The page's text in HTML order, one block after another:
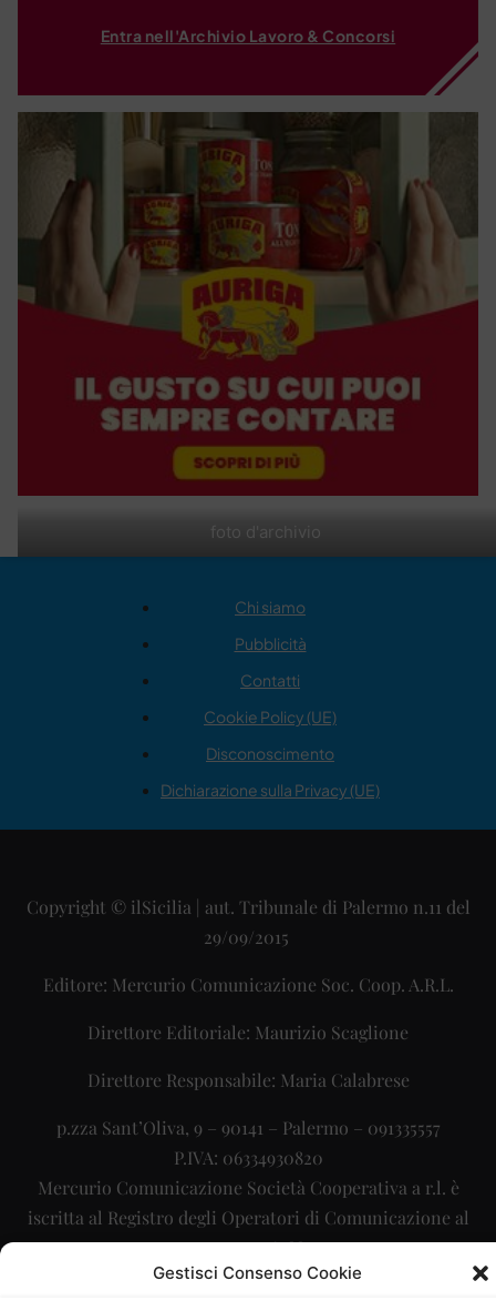
Gestisci Consenso Cookie
foto d'archivio
Entra nell'Archivio Lavoro & Concorsi
Chi siamo
Pubblicità
Contatti
Cookie Policy (UE)
Disconoscimento
Dichiarazione sulla Privacy (UE)
Copyright © ilSicilia | aut. Tribunale di Palermo n.11 del
29/09/2015
Editore: Mercurio Comunicazione Soc. Coop. A.R.L.
Direttore Editoriale: Maurizio Scaglione
Direttore Responsabile: Maria Calabrese
p.zza Sant’Oliva, 9 – 90141 – Palermo – 091335557
P.IVA: 06334930820
Mercurio Comunicazione Società Cooperativa a r.l. è
iscritta al Registro degli Operatori di Comunicazione al
numero 26988